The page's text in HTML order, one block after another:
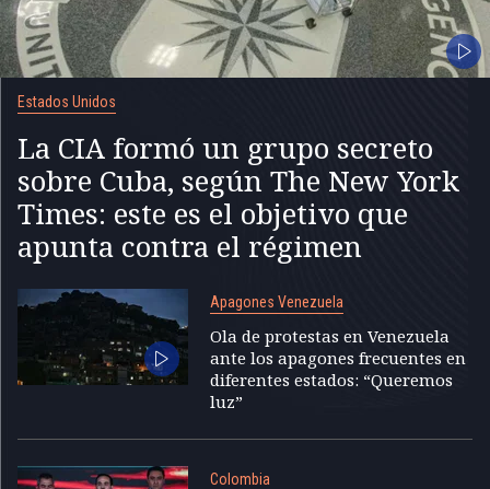
Estados Unidos
La CIA formó un grupo secreto
sobre Cuba, según The New York
Times: este es el objetivo que
apunta contra el régimen
Apagones Venezuela
Ola de protestas en Venezuela
ante los apagones frecuentes en
diferentes estados: “Queremos
luz”
Colombia